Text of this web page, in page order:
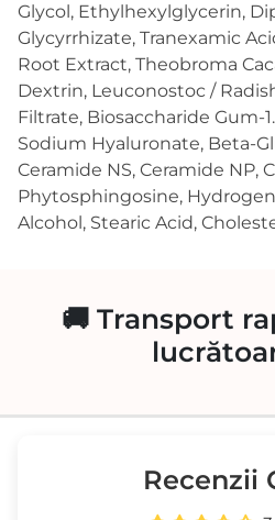
Glycol, Ethylhexylglycerin,
Glycyrrhizate, Tranexamic
Root Extract, Theobroma
Dextrin, Leuconostoc /
Filtrate, Biosaccharide Gum-
Sodium Hyaluronate, Beta-
Ceramide NS, Ceramide NP,
Phytosphingosine,
Alcohol, Stearic Acid,
🚚 Transport
Recenzii